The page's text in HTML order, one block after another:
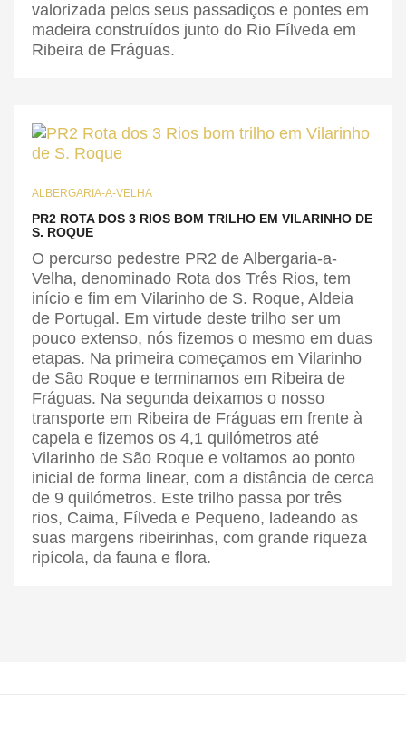
valorizada pelos seus passadiços e pontes em
madeira construídos junto do Rio Fílveda em
Ribeira de Fráguas.
ALBERGARIA-A-VELHA
PR2 ROTA DOS 3 RIOS BOM TRILHO EM VILARINHO DE
S. ROQUE
O percurso pedestre PR2 de Albergaria-a-
Velha, denominado Rota dos Três Rios, tem
início e fim em Vilarinho de S. Roque, Aldeia
de Portugal. Em virtude deste trilho ser um
pouco extenso, nós fizemos o mesmo em duas
etapas. Na primeira começamos em Vilarinho
de São Roque e terminamos em Ribeira de
Fráguas. Na segunda deixamos o nosso
transporte em Ribeira de Fráguas em frente à
capela e fizemos os 4,1 quilómetros até
Vilarinho de São Roque e voltamos ao ponto
inicial de forma linear, com a distância de cerca
de 9 quilómetros. Este trilho passa por três
rios, Caima, Fílveda e Pequeno, ladeando as
suas margens ribeirinhas, com grande riqueza
ripícola, da fauna e flora.